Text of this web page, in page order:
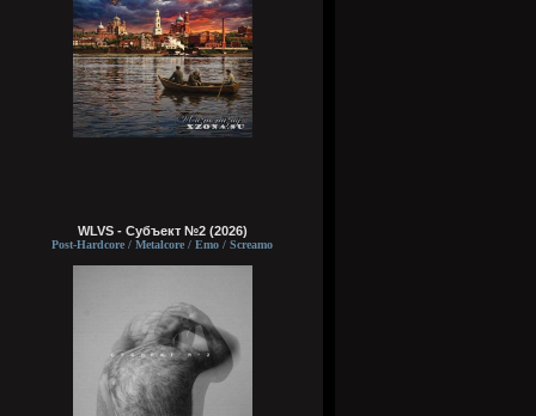
WLVS - Субъект №2 (2026)
Post-Hardcore / Metalcore / Emo / Screamo